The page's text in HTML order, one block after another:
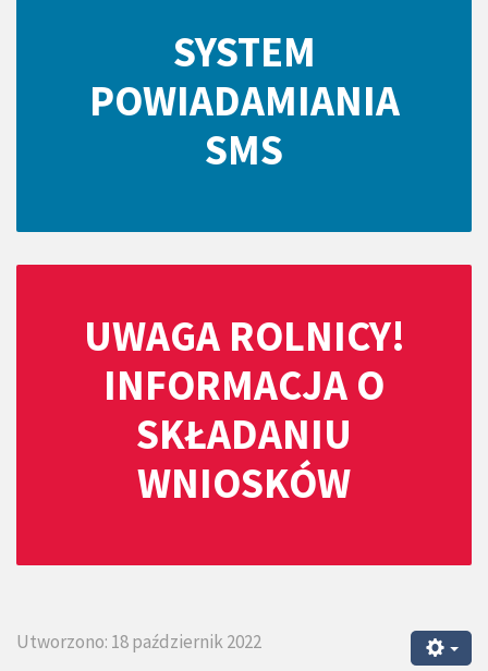
SYSTEM
POWIADAMIANIA
SMS
UWAGA ROLNICY!
INFORMACJA O
SKŁADANIU
WNIOSKÓW
Utworzono: 18 październik 2022